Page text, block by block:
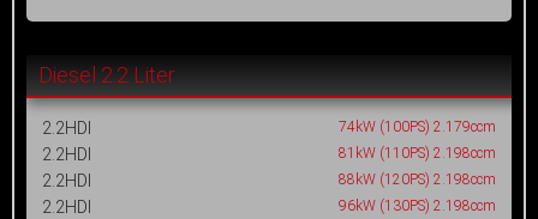
Diesel 2.2 Liter
2.2HDI 74kW (100PS) 2.179ccm
2.2HDI 81kW (110PS) 2.198ccm
2.2HDI 88kW (120PS) 2.198ccm
2.2HDI 96kW (130PS) 2.198ccm